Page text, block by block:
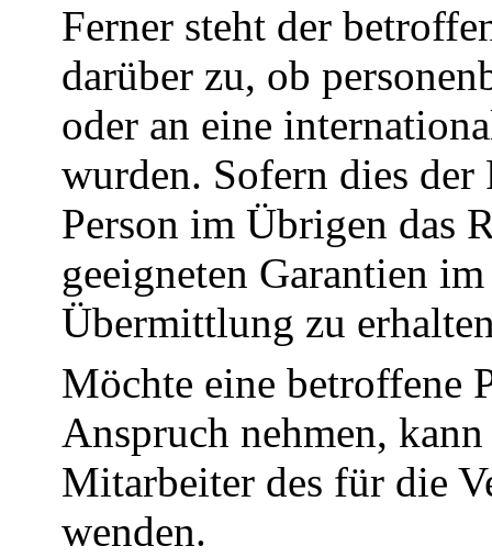
Ferner steht der
darüber zu, ob
oder an eine
wurden. Sofern dies
Person im Übrigen das
geeigneten Garantien
Übermittlung zu
Möchte eine betroffene
Anspruch nehmen,
Mitarbeiter des für die
wenden.